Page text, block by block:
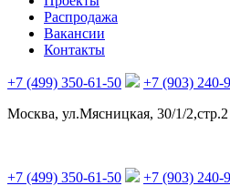
Распродажа
Вакансии
Контакты
+7 (499) 350-61-50 +7 (903) 240-
Москва, ул.Мясницкая, 30/1/2,стр.2
+7 (499) 350-61-50 +7 (903) 240-